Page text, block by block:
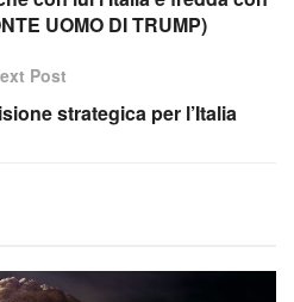
UOMO DI TRUMP)
Post
strategica per l’Italia